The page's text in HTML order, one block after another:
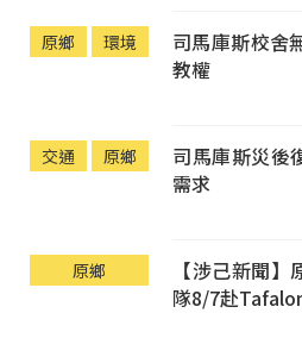
原鄉 環境
司馬庫斯校舍
教權
交通 原鄉
司馬庫斯災後
需求
原鄉
【涉己新聞
隊8/7赴